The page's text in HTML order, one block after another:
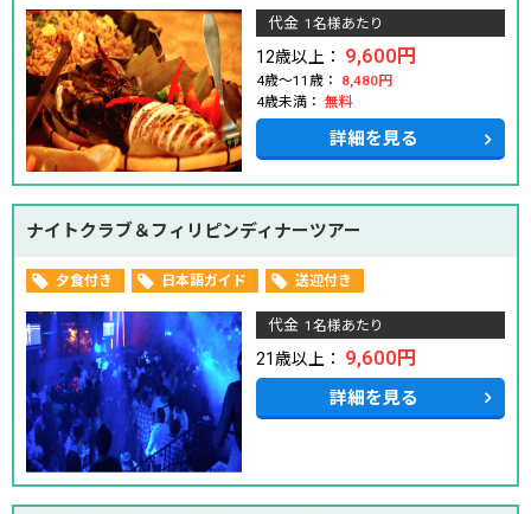
代金 1名様あたり
12歳以上： 9,600円
4歳～11歳：
8,480円
4歳未満： 無料
詳細を見る
ナイトクラブ＆フィリピンディナーツアー
夕食付き 日本語ガイド 送迎付き
代金 1名様あたり
21歳以上： 9,600円
詳細を見る